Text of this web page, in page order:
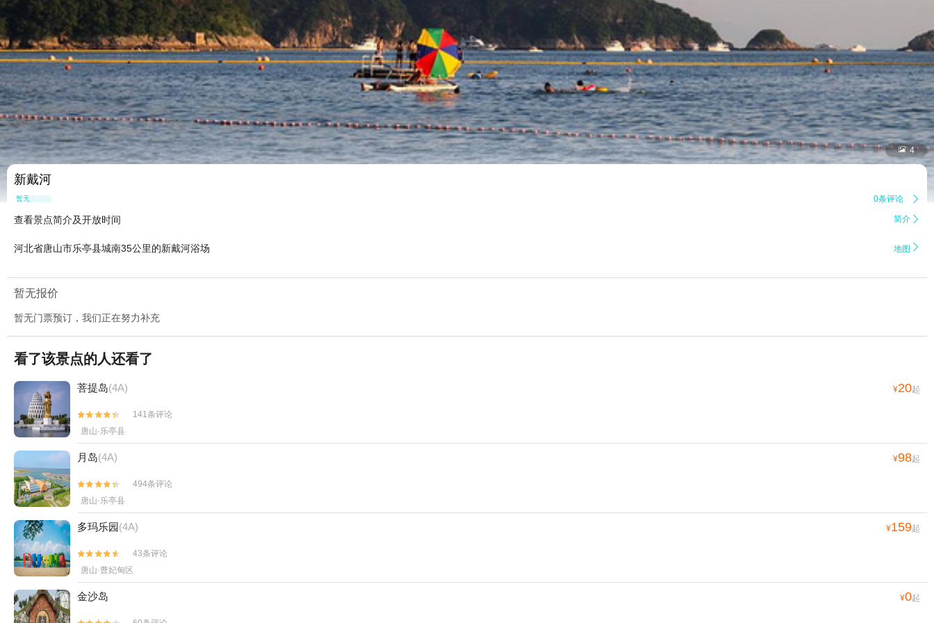
 4
新戴河
暂无点评 0条评论 
查看景点简介及开放时间 简介 
河北省唐山市乐亭县城南35公里的新戴河浴场 地图 
暂无报价
暂无门票预订，我们正在努力补充
看了该景点的人还看了
菩提岛(4A) ¥20起


141条评论
唐山·乐亭县
月岛(4A) ¥98起


494条评论
唐山·乐亭县
多玛乐园(4A) ¥159起


43条评论
唐山·曹妃甸区
金沙岛 ¥0起